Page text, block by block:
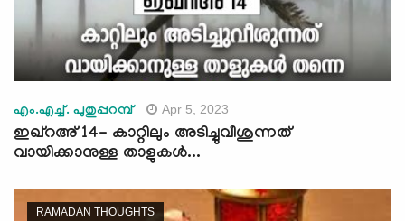
എം.എച്ച്. പുതുപ്പറമ്പ് Apr 5, 2023
ഇഖ്റഅ് 14- കാറ്റിലും അടിച്ചുവീശുന്നത്
വായിക്കാനുള്ള താളുകള്‍...
RAMADAN THOUGHTS